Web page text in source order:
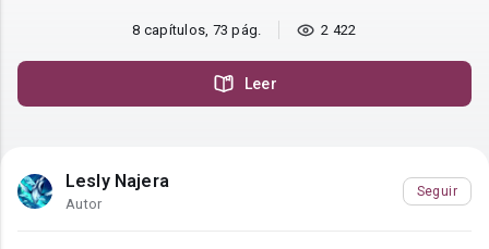
8 capítulos, 73 pág. 2 422
Leer
Lesly Najera
Autor
Seguir